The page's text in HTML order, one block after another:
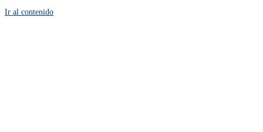
Ir al contenido